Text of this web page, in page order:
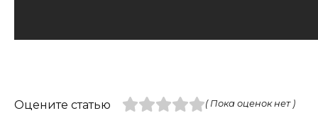
Оцените статью ( Пока оценок нет )